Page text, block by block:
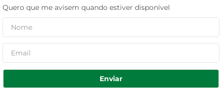
Quero que me avisem quando estiver disponível
Enviar